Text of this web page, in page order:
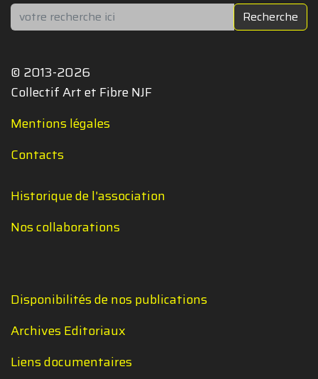
Rechercher Recherche
© 2013-2026
Collectif Art et Fibre NJF
Mentions légales
Contacts
Historique de l'association
Nos collaborations
Disponibilités de nos publications
Archives Editoriaux
Liens documentaires